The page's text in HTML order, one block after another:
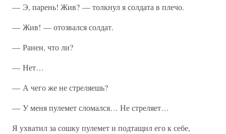
— Э, парень! Жив? — толкнул я солдата в плечо.
— Жив! — отозвался солдат.
— Ранен, что ли?
— Нет…
— А чего же не стреляешь?
— У меня пулемет сломался… Не стреляет…
Я ухватил за сошку пулемет и подтащил его к себе,